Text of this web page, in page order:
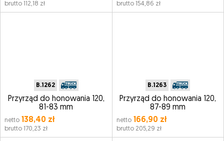
brutto 112,18 zł brutto 154,86 zł
B.1262
Przyrząd do honowania 120,
81-83 mm
netto 138,40 zł
brutto 170,23 zł
B.1263
Przyrząd do honowania 120,
87-89 mm
netto166,90 zł
brutto 205,29 zł